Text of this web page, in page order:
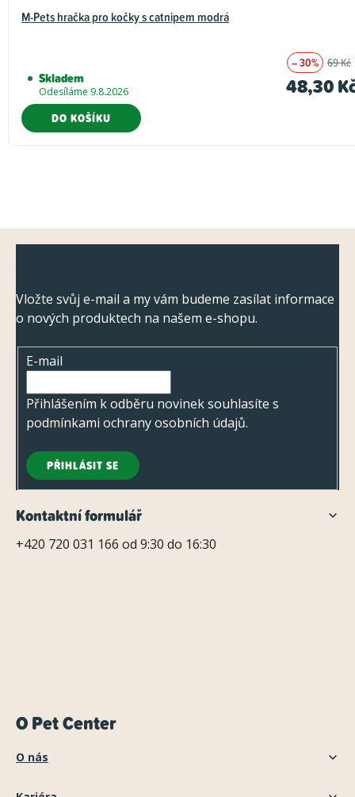
M-Pets hračka pro kočky s catnipem modrá
Skladem
Odesíláme 9.8.2026
– 30% 69 Kč
48,30
DO KOŠÍKU
Vložte svůj e-mail a my vám budeme zasílat informace
o nových produktech na našem e-shopu.
E-mail
Přihlášením k odběru novinek souhlasíte s
podmínkami ochrany osobních údajů.
PŘIHLÁSIT SE
Kontaktní formulář
+420 720 031 166 od 9:30 do 16:30
O Pet Center
O nás